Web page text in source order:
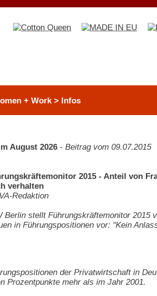
+ Work > Infos
August 2026 - Beitrag vom 09.07.2015
2015 - Anteil von
verhalten
Redaktion
Berlin stellt Führungskräftemonitor 2015
in Führungspositionen vor: "Kein
der Privatwirtschaft in
Prozentpunkte mehr als im Jahr 2001.